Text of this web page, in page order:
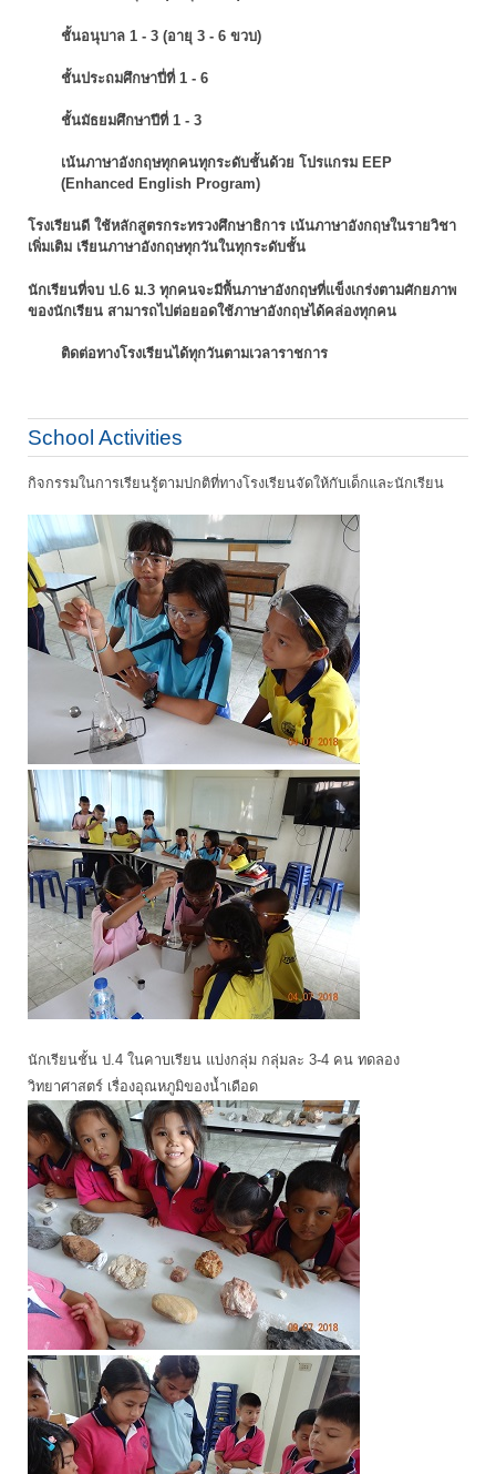
ชั้นอนุบาล 1 - 3 (อายุ 3 - 6 ขวบ)
ชั้นประถมศึกษาปี่ที่ 1 - 6
ชั้นมัธยมศึกษาปีที่ 1 - 3
เน้นภาษาอังกฤษทุกคนทุกระดับชั้นด้วย โปรแกรม EEP
(Enhanced English Program)
โรงเรียนดี ใช้หลักสูตรกระทรวงศึกษาธิการ เน้นภาษาอังกฤษในรายวิชา
เพิ่มเติม เรียนภาษาอังกฤษทุกวันในทุกระดับชั้น
นักเรียนที่จบ ป.6 ม.3 ทุกคนจะมีพื้นภาษาอังกฤษที่แข็งเกร่งตามศักยภาพ
ของนักเรียน สามารถไปต่อยอดใช้ภาษาอังกฤษได้คล่องทุกคน
ติดต่อทางโรงเรียนได้ทุกวันตามเวลาราชการ
School Activities
กิจกรรมในการเรียนรู้ตามปกติที่ทางโรงเรียนจัดให้กับเด็กและนักเรียน
นักเรียนชั้น ป.4 ในคาบเรียน แบ่งกลุ่ม กลุ่มละ 3-4 คน ทดลอง
วิทยาศาสตร์ เรื่องอุณหภูมิของน้ำเดือด